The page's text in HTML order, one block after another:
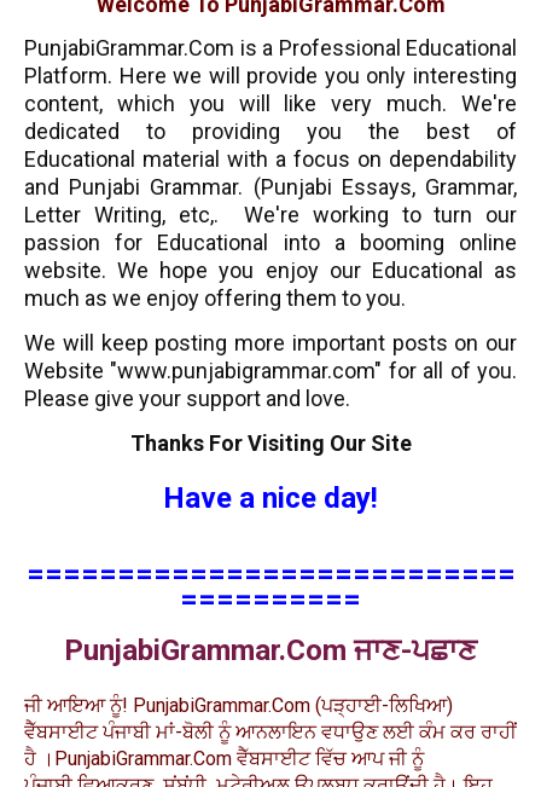
PunjabiGrammar.Com is a Professional Educational
Platform. Here we will provide you only interesting
content, which you will like very much. We're
dedicated to providing you the best of
Educational material with a focus on dependability
and Punjabi Grammar. (Punjabi Essays, Grammar,
Letter Writing, etc,. We're working to turn our
passion for Educational into a booming online
website. We hope you enjoy our Educational
as
much as we enjoy offering them to you.
We will keep posting more important posts on our
Website "www.punjabigrammar.com" for all of you.
Please give your support and love.
Thanks For Visiting Our Site
Have a nice day!
===========================
==========
PunjabiGrammar.Comਜਾਣ-ਪਛਾਣ
ਜੀ ਆਇਆ ਨੂੰ! PunjabiGrammar.Com (ਪੜ੍ਹਾਈ-ਲਿਖਿਆ)
ਵੈੱਬਸਾਈਟ ਪੰਜਾਬੀ ਮਾਂ-ਬੋਲੀ ਨੂੰ ਆਨਲਾਇਨ ਵਧਾਉਣ ਲਈ ਕੰਮ ਕਰ ਰਾਹੀਂ
ਹੈ । PunjabiGrammar.Com ਵੈੱਬਸਾਈਟ ਵਿੱਚ ਆਪ ਜੀ ਨੂੰ